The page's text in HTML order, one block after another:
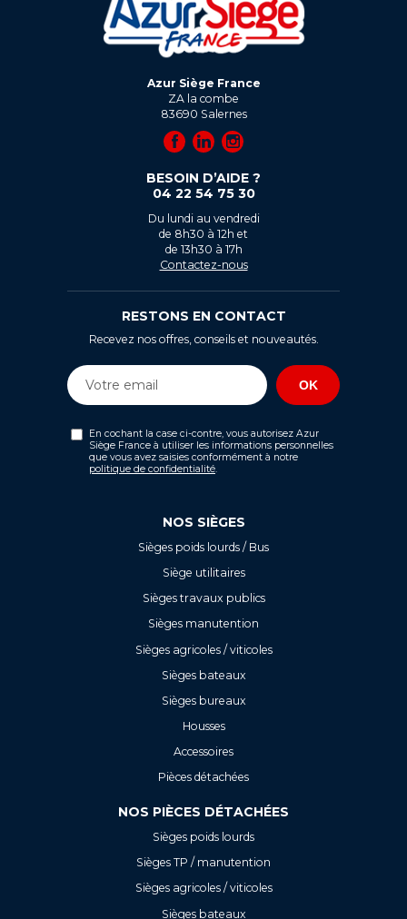
Azur Siège France
ZA la combe
83690 Salernes
BESOIN D’AIDE ?
04 22 54 75 30
Du lundi au vendredi
de 8h30 à 12h et
de 13h30 à 17h
Contactez-nous
RESTONS EN CONTACT
Recevez nos offres, conseils et nouveautés.
En cochant la case ci-contre, vous autorisez Azur
Siège France à utiliser les informations personnelles
que vous avez saisies conformément à notre
politique de confidentialité.
NOS SIÈGES
Sièges poids lourds / Bus
Siège utilitaires
Sièges travaux publics
Sièges manutention
Sièges agricoles / viticoles
Sièges bateaux
Sièges bureaux
Housses
Accessoires
Pièces détachées
NOS PIÈCES DÉTACHÉES
Sièges poids lourds
Sièges TP / manutention
Sièges agricoles / viticoles
Sièges bateaux